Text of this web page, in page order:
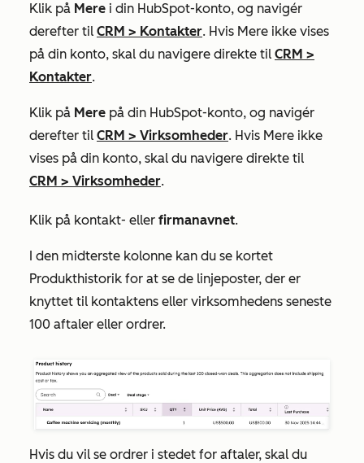
Klik på Mere i din HubSpot-konto, og navigér
derefter til CRM > Kontakter. Hvis Mere ikke vises
på din konto, skal du navigere direkte til CRM >
Kontakter.
Klik på Mere på din HubSpot-konto, og navigér
derefter til CRM > Virksomheder. Hvis Mere ikke
vises på din konto, skal du navigere direkte til
CRM > Virksomheder.
Klik på kontakt- eller firmanavnet.
I den midterste kolonne kan du se kortet
Produkthistorik for at se de linjeposter, der er
knyttet til kontaktens eller virksomhedens seneste
100 aftaler eller ordrer.
Hvis du vil se ordrer i stedet for aftaler, skal du